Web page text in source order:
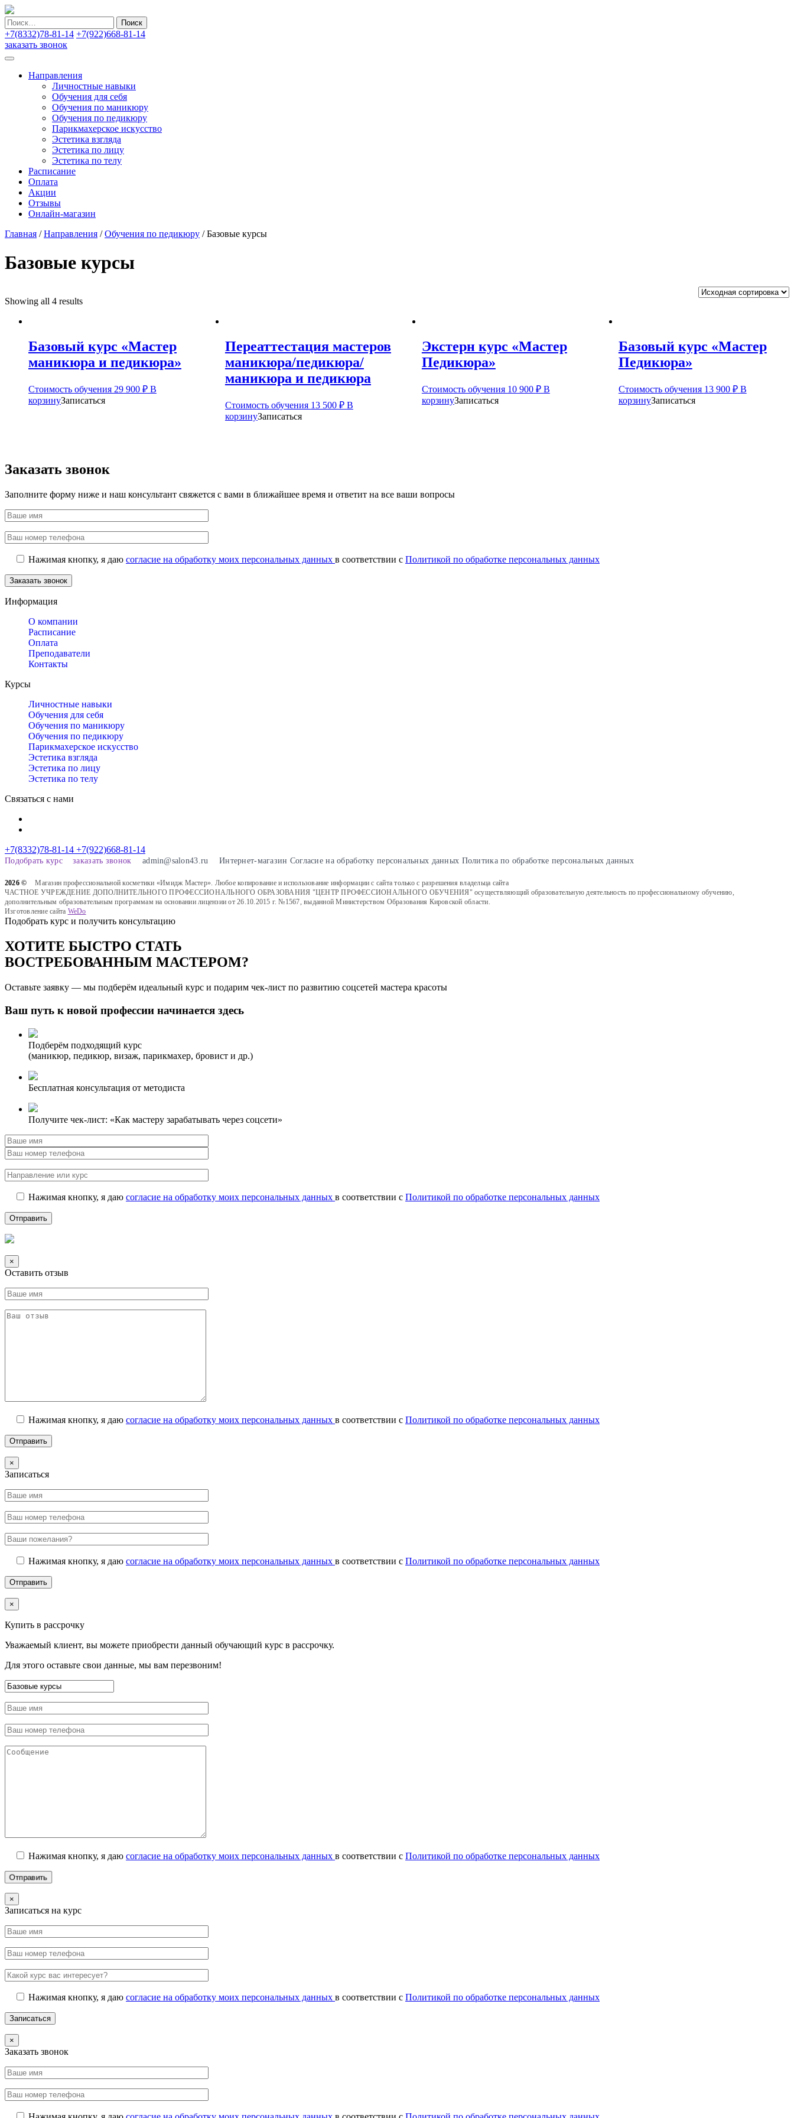
Найти:
+7(8332)78-81-14 +7(922)668-81-14
заказать звонок
Направления
Личностные навыки
Обучения для себя
Обучения по маникюру
Обучения по педикюру
Парикмахерское искусство
Эстетика взгляда
Эстетика по лицу
Эстетика по телу
Расписание
Оплата
Акции
Отзывы
Онлайн-магазин
Главная /Направления /Обучения по педикюру /Базовые курсы
Базовые курсы
Showing all 4 results
Базовый курс «Мастер
маникюра и педикюра»
Стоимость обучения 29 900 ₽ В
корзинуЗаписаться
Переаттестация мастеров
маникюра/педикюра/
маникюра и педикюра
Стоимость обучения 13 500 ₽ В
корзинуЗаписаться
Экстерн курс «Мастер
Педикюра»
Стоимость обучения 10 900 ₽ В
корзинуЗаписаться
Базовый курс «Мастер
Педикюра»
Стоимость обучения 13 900 ₽ В
корзинуЗаписаться
Заказать звонок
Заполните форму ниже и наш консультант свяжется с вами в ближайшее время и ответит на все ваши вопросы
Нажимая кнопку, я даю согласие на обработку моих персональных данных в соответствии с Политикой по обработке персональных данных
Информация
О компании
Расписание
Оплата
Преподаватели
Контакты
Курсы
Личностные навыки
Обучения для себя
Обучения по маникюру
Обучения по педикюру
Парикмахерское искусство
Эстетика взгляда
Эстетика по лицу
Эстетика по телу
Связаться с нами
+7(8332)78-81-14 +7(922)668-81-14
Подобрать курс заказать звонок admin@salon43.ru Интернет-магазин Cогласие на обработку персональных данных Политика по обработке персональных данных
2026 ©
Магазин профессиональной косметики «Имидж Мастер». Любое копирование и использование информации с сайта только с разрешения владельца сайта
ЧАСТНОЕ УЧРЕЖДЕНИЕ ДОПОЛНИТЕЛЬНОГО ПРОФЕССИОНАЛЬНОГО ОБРАЗОВАНИЯ "ЦЕНТР ПРОФЕССИОНАЛЬНОГО ОБУЧЕНИЯ" осуществляющий образовательную деятельность по профессиональному обучению,
дополнительным образовательным программам на основании лицензии от 26.10.2015 г. №1567, выданной Министерством Образования Кировской области.
Изготовление сайта WeDo
Подобрать курс и получить консультацию
ХОТИТЕ БЫСТРО СТАТЬ
ВОСТРЕБОВАННЫМ МАСТЕРОМ?
Оставьте заявку — мы подберём идеальный курс и подарим чек-лист по развитию соцсетей мастера красоты
Ваш путь к новой профессии начинается здесь
Подберём подходящий курс
(маникюр, педикюр, визаж, парикмахер, бровист и др.)
Бесплатная консультация от методиста
Получите чек-лист: «Как мастеру зарабатывать через соцсети»
Нажимая кнопку, я даю согласие на обработку моих персональных данных в соответствии с Политикой по обработке персональных данных
×
Оставить отзыв
Нажимая кнопку, я даю согласие на обработку моих персональных данных в соответствии с Политикой по обработке персональных данных
×
Записаться
Нажимая кнопку, я даю согласие на обработку моих персональных данных в соответствии с Политикой по обработке персональных данных
×
Купить в рассрочку
Уважаемый клиент, вы можете приобрести данный обучающий курс в рассрочку.
Для этого оставьте свои данные, мы вам перезвоним!
Нажимая кнопку, я даю согласие на обработку моих персональных данных в соответствии с Политикой по обработке персональных данных
×
Записаться на курс
Нажимая кнопку, я даю согласие на обработку моих персональных данных в соответствии с Политикой по обработке персональных данных
×
Заказать звонок